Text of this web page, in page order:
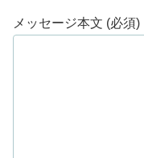
メッセージ本文 (必須)